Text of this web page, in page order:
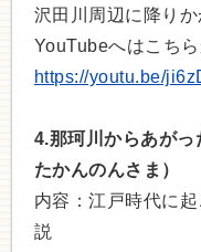
沢田川周辺に降り
YouTubeへはこちら
https://youtu.be/
4.那珂川からあが
たかんのんさま）
内容：江戸時代に
説